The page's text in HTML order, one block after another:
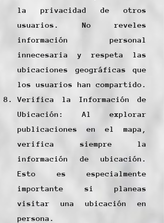
la privacidad de otros
usuarios. No reveles
información personal
innecesaria y respeta las
ubicaciones geográficas que
los usuarios han compartido.
Verifica la Información de
Ubicación: Al explorar
publicaciones en el mapa,
verifica siempre la
información de ubicación.
Esto es especialmente
importante si planeas
visitar una ubicación en
persona.